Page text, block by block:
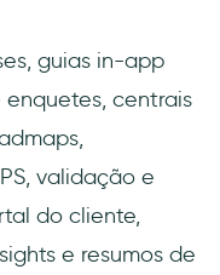
guias in-app
enquetes, centrais
validação e
do cliente,
e resumos de